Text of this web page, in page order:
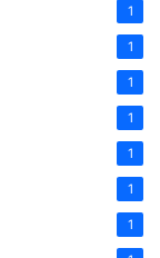
1
1
1
1
1
1
1